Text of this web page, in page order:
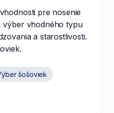
pre nosenie
výber vhodného typu
a starostlivosti.
šošoviek